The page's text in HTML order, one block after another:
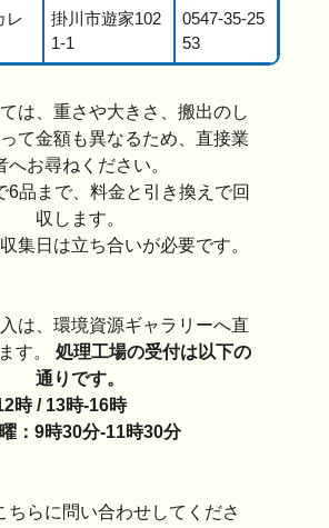
レ
掛川市遊家102
1-1
0547-35-25
53
は、重さや大きさ、搬出のし
て金額も異なるため、直接業
へお尋ねください。
6品まで、料金と引き換えで回
収します。
集日は立ち合いが必要です。
は、環境資源ギャラリーへ直
す。 処理工場の受付は以下の
通りです。
時 / 13時-16時
：9時30分-11時30分
ちらに問い合わせしてくださ